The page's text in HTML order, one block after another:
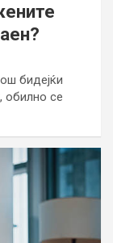
бидејќи
обилно се